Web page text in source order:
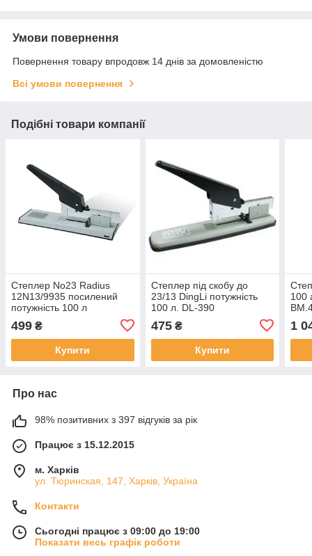
Умови повернення
Повернення товару впродовж 14 днів за домовленістю
Всі умови повернення
Подібні товари компанії
Степлер No23 Radius
12N13/9935 посилений
потужність 100 л
499 ₴
Купити
Степлер під скобу до
23/13 DingLi потужність
100 л. DL-390
475₴
Купити
100
1
Про нас
98% позитивних з 397 відгуків за рік
Працює з 15.12.2015
м. Харків
ул. Тюринская, 147, Харків, Україна
Контакти
Сьогодні працює з 09:00 до 19:00
Показати весь графік роботи